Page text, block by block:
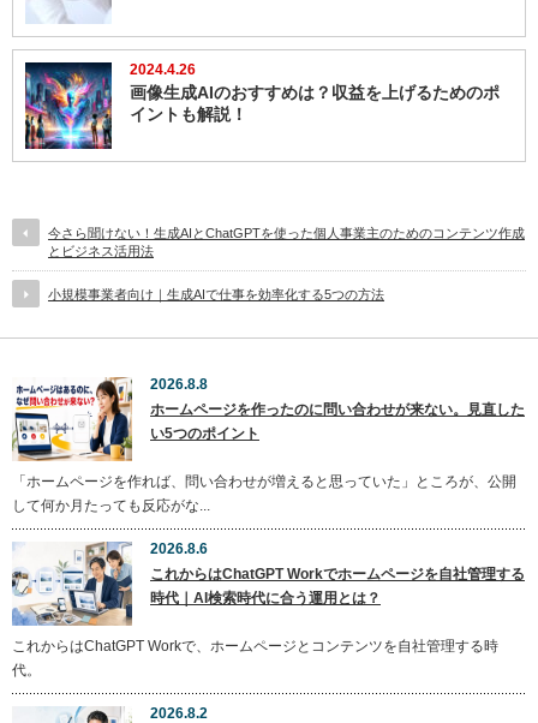
2024.4.26
画像生成AIのおすすめは？収益を上げるためのポ
イントも解説！
今さら聞けない！生成AIとChatGPTを使った個人事業主のためのコンテンツ作成
とビジネス活用法
小規模事業者向け｜生成AIで仕事を効率化する5つの方法
2026.8.8
ホームページを作ったのに問い合わせが来ない。見直した
い5つのポイント
「ホームページを作れば、問い合わせが増えると思っていた」ところが、公開
して何か月たっても反応がな...
2026.8.6
これからはChatGPT Workでホームページを自社管理する
時代｜AI検索時代に合う運用とは？
これからはChatGPT Workで、ホームページとコンテンツを自社管理する時
代。
2026.8.2